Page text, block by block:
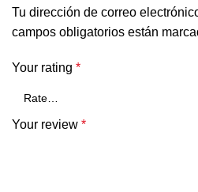
Tu dirección de correo
campos obligatorios están
Your rating *
Your review *